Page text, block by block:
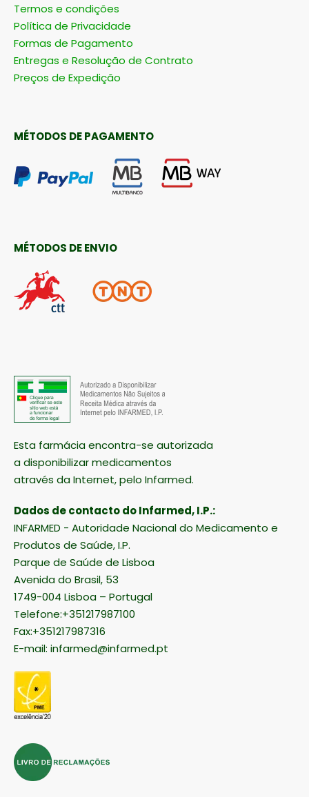
Termos e condições
Política de Privacidade
Formas de Pagamento
Entregas e Resolução de Contrato
Preços de Expedição
MÉTODOS DE PAGAMENTO
MÉTODOS DE ENVIO
Esta farmácia encontra-se autorizada
a disponibilizar medicamentos
através da Internet, pelo Infarmed.
Dados de contacto do Infarmed, I.P.:
INFARMED - Autoridade Nacional do Medicamento e
Produtos de Saúde, I.P.
Parque de Saúde de Lisboa
Avenida do Brasil, 53
1749-004 Lisboa – Portugal
Telefone:+351217987100
Fax:+351217987316
E-mail: infarmed@infarmed.pt